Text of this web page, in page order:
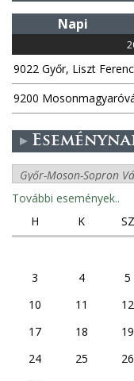
Napi
9022 Győr, Liszt
9200
További események..
H
K SZ
3
4 5
10
11 12
17
18 19
24
25 26